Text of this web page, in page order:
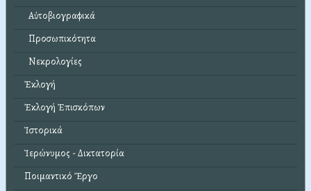
Αὐτοβιογραφικά
Προσωπικότητα
Νεκρολογίες
Ἐκλογή
Ἐκλογή Ἐπισκόπων
Ἱστορικά
Ἱερώνυμος - Δικτατορία
Ποιμαντικό Ἔργο